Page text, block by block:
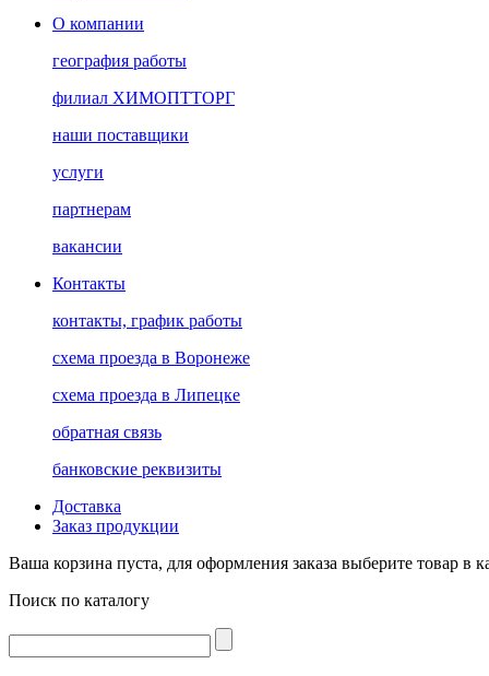
О компании
география работы
филиал ХИМОПТТОРГ
наши поставщики
услуги
партнерам
вакансии
Контакты
контакты, график работы
схема проезда в Воронеже
схема проезда в Липецке
обратная связь
банковские реквизиты
Доставка
Заказ продукции
Ваша корзина пуста, для оформления заказа выберите товар в
Поиск по каталогу